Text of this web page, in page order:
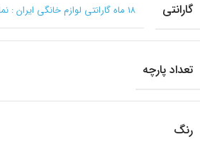
گارانتی ۱۸ ماه گارانتی لوازم خانگی ایران : نماینده انحصاری کرکماز در ایران
تعداد پارچه
رنگ